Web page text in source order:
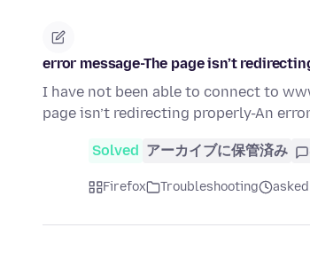
error message-The page isn’t
I have not been able to connect to
page isn’t redirecting properly-An
Solved アーカイブに保管済み
Firefox Troubleshooting